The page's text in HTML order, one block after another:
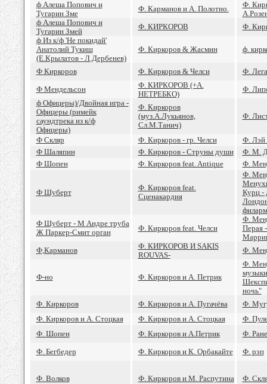
ф Алеша Попович и
Тугарин Зме
Ф. Карманов и А. Полотно.
Ф.
ф Алеша Попович и
Тугарин Змей
Ф. КИРКОРОВ
Ф.
ф Из к/ф 'Не покидай'
Анатолий Тукиш
(Е.Крылатов - Л.Дербенев)
Ф. Киркоров & Жасмин ф.
Ф Киркоров Ф. Киркоров & Челси
Ф.
Ф Мендельсон
Ф. КИРКОРОВ (+А.
НЕТРЕБКО)
Ф.
ф Офицеры)/Двойная игра -
Офицеры (римейк
саундтрека из к/ф
Офицеры)
Ф. Киркоров
(муз.А.Лукьянов,
Сл.М.Танич)
Ф.
Ф Скляр Ф. Киркоров - гр. Челси
Ф. Лэй
Ф Шаляпин
Ф. Киркоров - Струны души
Ф. М.
Ф Шопен
Ф. Киркоров feat. Antique Ф.
Ф Шуберт
Ф. Киркоров feat.
Сценакардия
Ф.
Курц -
Ф Шуберт - М Андре труба
Ж Паркер-Смит орган
Ф. Киркоров feat. Челси
Ф.
Перая
Ф,Карманов
Ф. КИРКОРОВ И SAKIS
ROUVAS-
Ф.
Ф-но Ф. Киркоров и А. Петрик
Ф.
ночь"
Ф. Киркоров
Ф. Киркоров и А. Пугачёва
Ф.
Ф. Киркоров и А. Стоцкая
Ф. Киркоров и А. Стоцкая
Ф.
Ф. Шопен
Ф. Киркоров и А.Петрик
Ф.
Ф. Бегбедер
Ф. Киркоров и К. Орбакайте Ф. рэп
Ф. Волков Ф. Киркоров и М. Распутина Ф.